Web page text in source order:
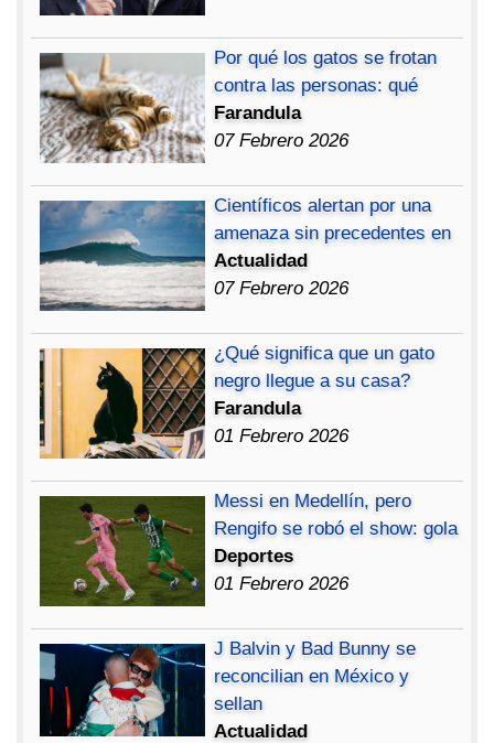
Por qué los gatos se frotan
contra las personas: qué
Farandula
07 Febrero 2026
Científicos alertan por una
amenaza sin precedentes en
Actualidad
07 Febrero 2026
¿Qué significa que un gato
negro llegue a su casa?
Farandula
01 Febrero 2026
Messi en Medellín, pero
Rengifo se robó el show: gola
Deportes
01 Febrero 2026
J Balvin y Bad Bunny se
reconcilian en México y
sellan
Actualidad